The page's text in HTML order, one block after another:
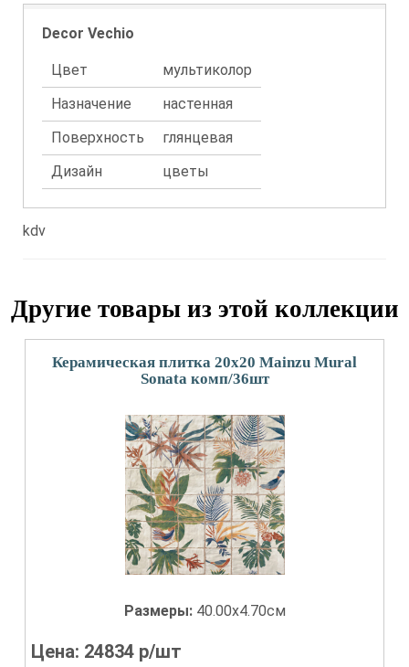
Decor Vechio
Цвет
мультиколор
Назначение
настенная
Поверхность
глянцевая
Дизайн
цветы
kdv
Другие товары из этой коллекции
Керамическая плитка 20x20 Mainzu Mural
Sonata комп/36шт
Размеры: 40.00x4.70см
Цена: 24834 р/шт